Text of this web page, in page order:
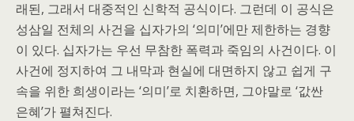
래된, 그래서 대중적인 신학적 공식이다. 그런데 이 공식은
성삼일 전체의 사건을 십자가의 ‘의미’에만 제한하는 경향
이 있다. 십자가는 우선 무참한 폭력과 죽임의 사건이다. 이
사건에 정지하여 그 내막과 현실에 대면하지 않고 쉽게 구
속을 위한 희생이라는 ‘의미’로 치환하면, 그야말로 ‘값싼
은혜’가 펼쳐진다.